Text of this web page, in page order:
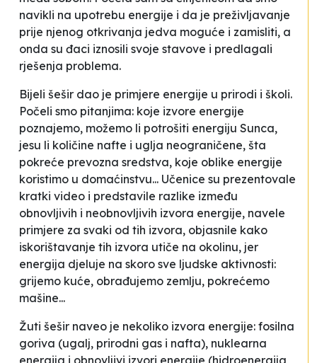
navikli na upotrebu energije i da je preživljavanje
prije njenog otkrivanja jedva moguće i zamisliti, a
onda su đaci iznosili svoje stavove i predlagali
rješenja problema.
Bijeli šešir dao je primjere energije u prirodi i školi.
Počeli smo pitanjima: koje izvore energije
poznajemo, možemo li potrošiti energiju Sunca,
jesu li količine nafte i uglja neograničene, šta
pokreće prevozna sredstva, koje oblike energije
koristimo u domaćinstvu... Učenice su prezentovale
kratki video i predstavile razlike između
obnovljivih i neobnovljivih izvora energije, navele
primjere za svaki od tih izvora, objasnile kako
iskorištavanje tih izvora utiče na okolinu, jer
energija djeluje na skoro sve ljudske aktivnosti:
grijemo kuće, obrađujemo zemlju, pokrećemo
mašine...
Žuti šešir naveo je nekoliko izvora energije: fosilna
goriva (ugalj, prirodni gas i nafta), nuklearna